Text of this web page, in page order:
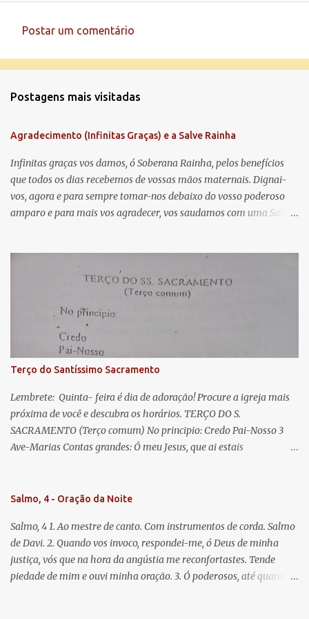
e
t
á
r
i
o
Postar um comentário
Postagens mais visitadas
Agradecimento (Infinitas Graças) e a Salve Rainha
Infinitas graças vos damos, ó Soberana Rainha, pelos benefícios
que todos os dias recebemos de vossas mãos maternais. Dignai-
vos, agora e para sempre tomar-nos debaixo do vosso poderoso
amparo e para mais vos agradecer, vos saudamos com uma Salve
lágrimas. Eia, pois, Advogada nossa, estes vossos olhos
misericordiosos a nós volvei, e depois deste desterro, mostrai-nos
Jesus. Bendito é o fruto do vosso ventre, ó clemente, ó piedosa, ó
doce e sempre Virgem Maria. Rogai por nós Santa Mãe de Deus.
Para que sejamos dignos das promessas de Cristo. Amém.
Terço do Santíssimo Sacramento
Lembrete: Quinta- feira é dia de adoração! Procure a igreja mais
próxima de você e descubra os horários. TERÇO DO S.
SACRAMENTO (Terço comum) No principio: Credo Pai-Nosso 3
Ave-Marias Contas grandes: Ó meu Jesus, que ai estais
Vós morra eu! Nas contas pequenas: Sacramento de Amor!
que nos salva, dá-nos Vossa força, Vosso perdão e a Vossa
misericórdia. (no fim) Rezar 3 vezes: Louvores e graças se deem a
cada momento ao Santíssimo e Diviníssimo Sacramento.
Salmo, 4 - Oração da Noite
Salmo, 4 1. Ao mestre de canto. Com instrumentos de corda. Salmo
de Davi. 2. Quando vos invoco, respondei-me, ó Deus de minha
justiça, vós que na hora da angústia me reconfortastes. Tende
piedade de mim e ouvi minha oração. 3. Ó poderosos, até quando